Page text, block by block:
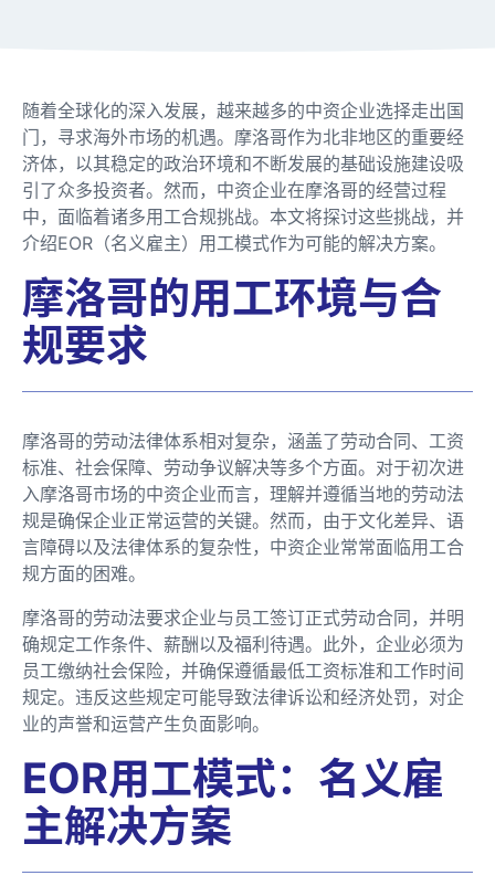
随着全球化的深入发展，越来越多的中资企业选择走出国
门，寻求海外市场的机遇。摩洛哥作为北非地区的重要经
济体，以其稳定的政治环境和不断发展的基础设施建设吸
引了众多投资者。然而，中资企业在摩洛哥的经营过程
中，面临着诸多用工合规挑战。本文将探讨这些挑战，并
介绍EOR（名义雇主）用工模式作为可能的解决方案。
摩洛哥的用工环境与合
规要求
摩洛哥的劳动法律体系相对复杂，涵盖了劳动合同、工资
标准、社会保障、劳动争议解决等多个方面。对于初次进
入摩洛哥市场的中资企业而言，理解并遵循当地的劳动法
规是确保企业正常运营的关键。然而，由于文化差异、语
言障碍以及法律体系的复杂性，中资企业常常面临用工合
规方面的困难。
摩洛哥的劳动法要求企业与员工签订正式劳动合同，并明
确规定工作条件、薪酬以及福利待遇。此外，企业必须为
员工缴纳社会保险，并确保遵循最低工资标准和工作时间
规定。违反这些规定可能导致法律诉讼和经济处罚，对企
业的声誉和运营产生负面影响。
EOR用工模式：名义雇
主解决方案